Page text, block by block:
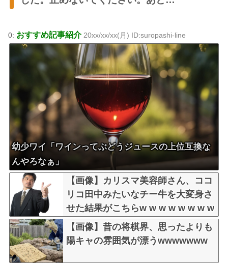
0: おすすめ記事紹介20xx/xx/xx(月) ID:suropashi-line
幼少ワイ「ワインってぶどうジュースの上位互換な
んやろなぁ」
【画像】カリスマ美容師さん、ココ
リコ田中みたいなチー牛を大変身さ
せた結果がこちらw w w w w w w w
w w w
【画像】昔の将棋界、思ったよりも
陽キャの雰囲気が漂うwwwwwww